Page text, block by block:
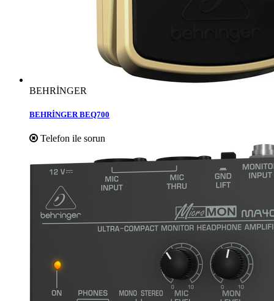
BEHRİNGER
BEHRİNGER BEQ700
Telefon ile sorun